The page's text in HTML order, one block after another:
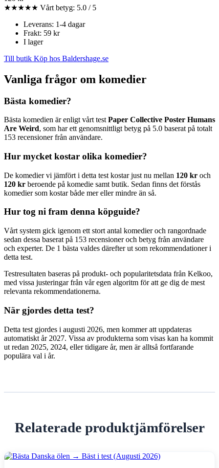
★★★★★ Vårt betyg: 5.0 / 5
Leverans: 1-4 dagar
Frakt: 59 kr
I lager
Till butik Köp hos Baldershage.se
Vanliga frågor om komedier
Bästa komedier?
Bästa komedien är enligt vårt test Paper Collective Poster Humans
Are Weird, som har ett genomsnittligt betyg på 5.0 baserat på totalt
153 recensioner från användare.
Hur mycket kostar olika komedier?
De komedier vi jämfört i detta test kostar just nu mellan 120 kr och
120 kr beroende på komedie samt butik. Sedan finns det förstås
komedier som kostar både mer eller mindre än så.
Hur tog ni fram denna köpguide?
Vårt system gick igenom ett stort antal komedier och rangordnade
sedan dessa baserat på 153 recensioner och betyg från användare
och experter. De 1 bästa valdes därefter ut som rekommendationer i
detta test.
Testresultaten baseras på produkt- och popularitetsdata från Kelkoo,
med vissa justeringar från vår egen algoritm för att ge dig de mest
relevanta rekommendationerna.
När gjordes detta test?
Detta test gjordes i augusti 2026, men kommer att uppdateras
automatiskt år 2027. Vissa av produkterna som visas kan ha kommit
ut redan 2025, 2024, eller tidigare år, men är alltså fortfarande
populära val i år.
Relaterade produktjämförelser